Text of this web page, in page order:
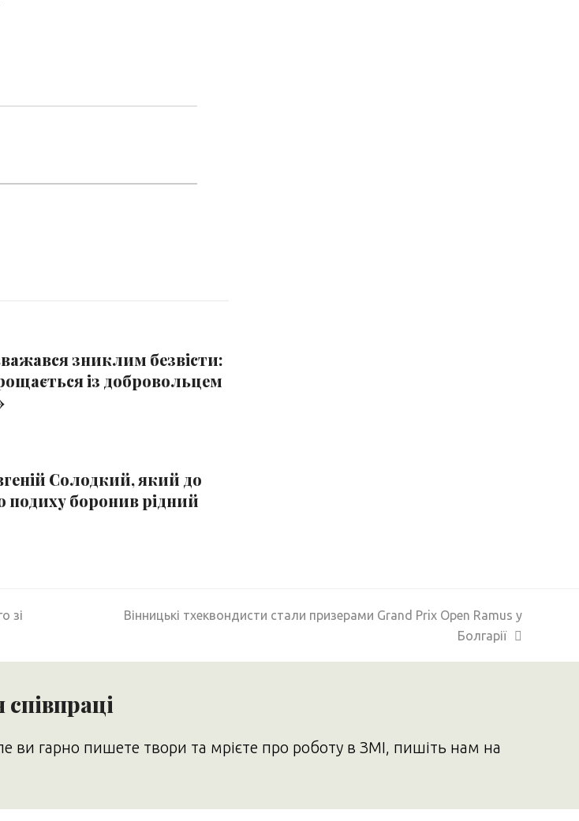
зниклим безвісти:
із добровольцем
Солодкий, який до
подиху боронив рідний
зі
next
Вінницькі тхеквондисти стали призерами Grand Prix Open Ramus у
Болгарії
ви гарно пишете твори та мрієте про роботу в ЗМІ, пишіть нам на